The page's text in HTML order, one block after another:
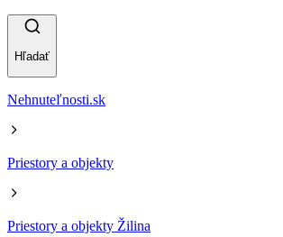
Hľadať
Nehnuteľnosti.sk
Priestory a objekty
Priestory a objekty Žilina